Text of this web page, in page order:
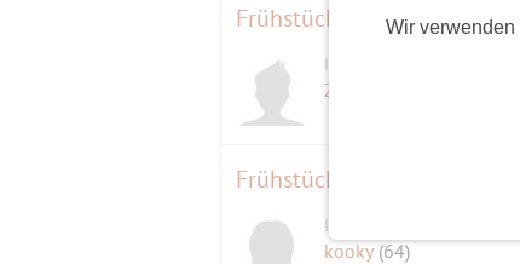
Wir
Frühstück früh! Am
Initiator
ZigZag
Frühstück am Karfreitag
Initiatorin
kooky(64)